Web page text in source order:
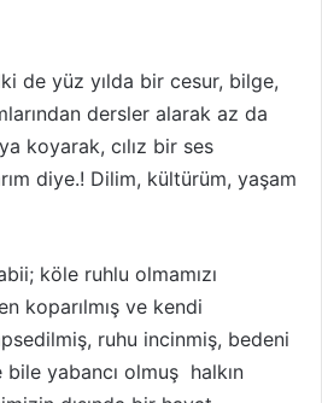
de yüz yılda bir cesur, bilge,
dersler alarak az da
koyarak, cılız bir ses
diye.! Dilim, kültürüm, yaşam
köle ruhlu olmamızı
koparılmış ve kendi
ruhu incinmiş, bedeni
yabancı olmuş halkın